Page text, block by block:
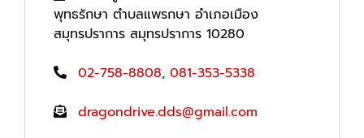
พุทธรักษา ตำบลแพรกษา อำเภอเมือง
สมุทรปราการ สมุทรปราการ 10280
02-758-8808, 081-353-5338
dragondrive.dds@gmail.com